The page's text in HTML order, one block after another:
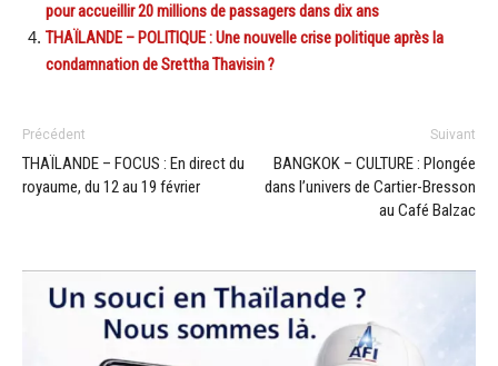
pour accueillir 20 millions de passagers dans dix ans
THAÏLANDE – POLITIQUE : Une nouvelle crise politique après la
condamnation de Srettha Thavisin ?
Précédent
THAÏLANDE – FOCUS : En direct du
royaume, du 12 au 19 février
Suivant
BANGKOK – CULTURE : Plongée
dans l’univers de Cartier-Bresson
au Café Balzac